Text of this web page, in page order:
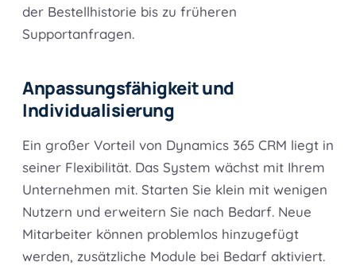
der Bestellhistorie bis zu früheren
Supportanfragen.
Anpassungsfähigkeit und
Individualisierung
Ein großer Vorteil von Dynamics 365 CRM liegt in
seiner Flexibilität. Das System wächst mit Ihrem
Unternehmen mit. Starten Sie klein mit wenigen
Nutzern und erweitern Sie nach Bedarf. Neue
Mitarbeiter können problemlos hinzugefügt
werden, zusätzliche Module bei Bedarf aktiviert.